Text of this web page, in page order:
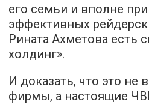
его семьи и вполне
эффективных
Рината Ахметова есть
холдинг».
И доказать, что это не
фирмы, а настоящие